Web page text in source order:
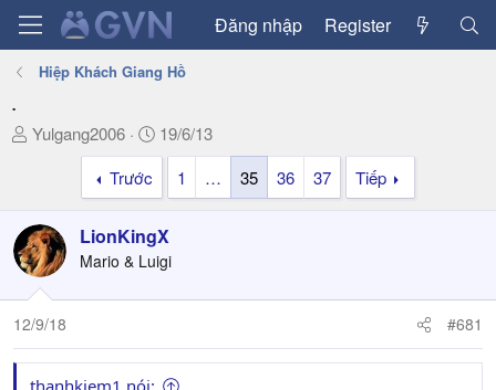
Đăng nhập Register
Hiệp Khách Giang Hồ
.
T
a
d
s
t
a
t
Yulgang2006
N
g
y
g
ử
i
19/6/13
Trước
1 … 35 36 37 Tiếp
LionKingX
Mario & Luigi
12/9/18 #681
thanhkiem1 nói: